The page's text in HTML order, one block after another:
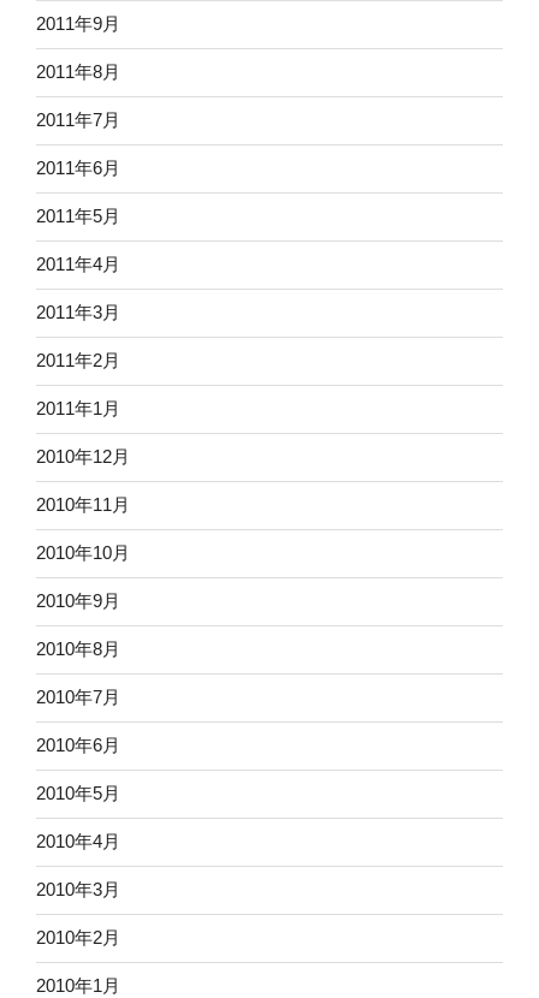
2011年9月
2011年8月
2011年7月
2011年6月
2011年5月
2011年4月
2011年3月
2011年2月
2011年1月
2010年12月
2010年11月
2010年10月
2010年9月
2010年8月
2010年7月
2010年6月
2010年5月
2010年4月
2010年3月
2010年2月
2010年1月